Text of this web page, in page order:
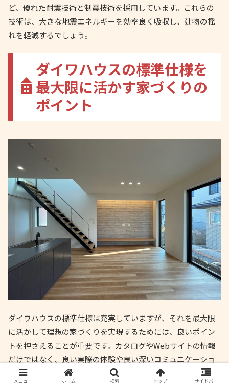
ど、優れた耐震技術と制震技術を採用しています。これらの
技術は、大きな地震エネルギーを効率良く吸収し、建物の揺
れを軽減するでしょう。
ダイワハウスの標準仕様を
最大限に活かす家づくりの
ポイント
ダイワハウスの標準仕様は充実していますが、それを最大限
に活かして理想の家づくりを実現するためには、良いポイン
トを押さえることが重要です。カタログやWebサイトの情報
だけではなく、良い実際の体験や良い深いコミュニケーショ
ンを通じて、良い自分にとって良い最適な選択を見つけるこ
とができます。ここでは、良い家づくりのヒントを解説しま
メニュー ホーム 検索 トップ サイドバー